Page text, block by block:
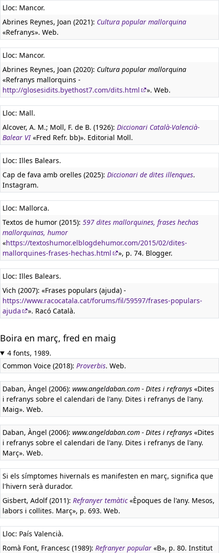
Lloc: Mancor.
Abrines Reynes, Joan (2021): Cultura popular mallorquina
«Refranys». Web.
Lloc: Mancor.
Abrines Reynes, Joan (2020): Cultura popular mallorquina
«Refranys mallorquins -
http://glosesidits.byethost7.com/dits.html
». Web.
Lloc: Mall.
Alcover, A. M.; Moll, F. de B. (1926): Diccionari Català-Valencià-
Balear VI«Fred Refr. bb)». Editorial Moll.
Lloc: Illes Balears.
Cap de fava amb orelles (2025): Diccionari de dites illenques.
Instagram.
Lloc: Mallorca.
Textos de humor (2015): 597 dites mallorquines, frases hechas
mallorquinas, humor
«https://textoshumor.elblogdehumor.com/2015/02/dites-
mallorquines-frases-hechas.html
», p. 74. Blogger.
Lloc: Illes Balears.
Vich (2007): «Frases populars (ajuda) -
https://www.racocatala.cat/forums/fil/59597/frases-populars-
ajuda
». Racó Català.
Boira en març, fred en maig
4 fonts, 1989.
Common Voice (2018): Proverbis. Web.
Daban, Àngel (2006): www.angeldaban.com - Dites i refranys «Dites
i refranys sobre el calendari de l'any. Dites i refranys de l'any.
Maig». Web.
Daban, Àngel (2006): www.angeldaban.com - Dites i refranys «Dites
i refranys sobre el calendari de l'any. Dites i refranys de l'any.
Març». Web.
Si els símptomes hivernals es manifesten en març, significa que
l'hivern serà durador.
Gisbert, Adolf (2011): Refranyer temàtic«Èpoques de l'any. Mesos,
labors i collites. Març», p. 693. Web.
Lloc: País Valencià.
Romà Font, Francesc (1989): Refranyer popular «B», p. 80. Institut